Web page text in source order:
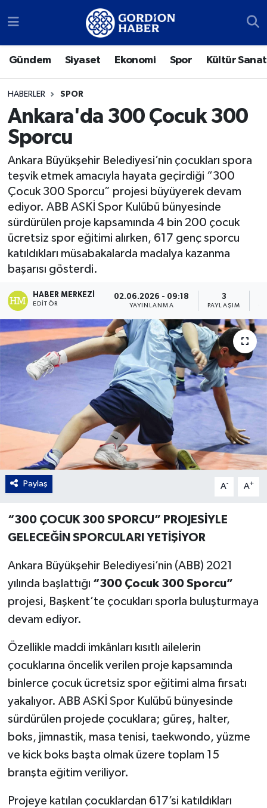
Gündem Siyaset Ekonomi Spor Kültür Sanat
HABERLER SPOR
Ankara'da 300 Çocuk 300
Sporcu
Ankara Büyükşehir Belediyesi’nin çocukları spora
teşvik etmek amacıyla hayata geçirdiği “300
Çocuk 300 Sporcu” projesi büyüyerek devam
ediyor. ABB ASKİ Spor Kulübü bünyesinde
sürdürülen proje kapsamında 4 bin 200 çocuk
ücretsiz spor eğitimi alırken, 617 genç sporcu
katıldıkları müsabakalarda madalya kazanma
başarısı gösterdi.
HABER MERKEZI
EDITÖR
02.06.2026 - 09:18
YAYINLANMA
3
PAYLAŞIM
Paylaş A- A+
“300 ÇOCUK 300 SPORCU” PROJESİYLE
GELECEĞİN SPORCULARI YETİŞİYOR
Ankara Büyükşehir Belediyesi’nin (ABB) 2021
yılında başlattığı “300 Çocuk 300 Sporcu”
projesi, Başkent’te çocukları sporla buluşturmaya
devam ediyor.
Özellikle maddi imkânları kısıtlı ailelerin
çocuklarına öncelik verilen proje kapsamında
binlerce çocuk ücretsiz spor eğitimi alma fırsatı
yakalıyor. ABB ASKİ Spor Kulübü bünyesinde
sürdürülen projede çocuklara; güreş, halter,
boks, jimnastik, masa tenisi, taekwondo, yüzme
ve kick boks başta olmak üzere toplam 15
branşta eğitim veriliyor.
Projeye katılan çocuklardan 617’si katıldıkları
Sosyal Medya Hesaplarımız
Siyaset
Ekonomi
Spor
Kültür Sanat
Türk Dünyası
Polatlı
Ankara Nöbetçi Eczaneler
Ankara Trafik Yoğunluk Haritası
Süper Lig Puan Durumu ve Fikstür
Tüm Manşetler
Son Dakika Haberleri
Haber Arşivi